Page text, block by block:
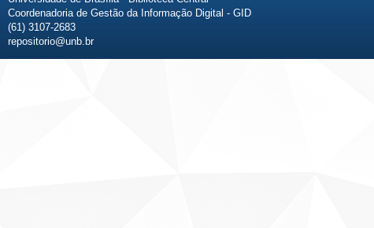
Coordenadoria de Gestão da Informação Digital - GID
(61) 3107-2683
repositorio@unb.br